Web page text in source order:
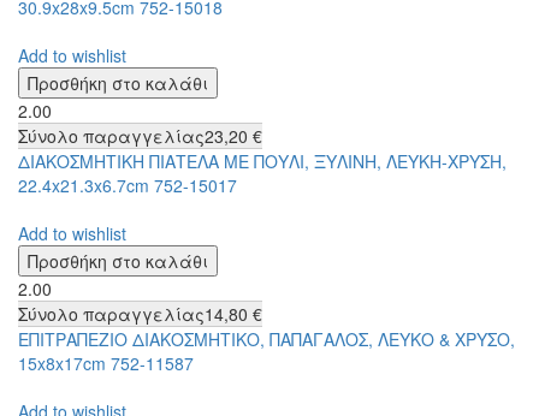
30.9x28x9.5cm 752-15018
Add to wishlist
2.00
Σύνολο παραγγελίας23,20 €
ΔΙΑΚΟΣΜΗΤΙΚΗ ΠΙΑΤΕΛΑ ΜΕ ΠΟΥΛΙ, ΞΥΛΙΝΗ, ΛΕΥΚΗ-ΧΡΥΣΗ,
22.4x21.3x6.7cm 752-15017
Add to wishlist
2.00
Σύνολο παραγγελίας14,80 €
ΕΠΙΤΡΑΠΕΖΙΟ ΔΙΑΚΟΣΜΗΤΙΚΟ, ΠΑΠΑΓΑΛΟΣ, ΛΕΥΚΟ & ΧΡΥΣΟ,
15x8x17cm 752-11587
Add to wishlist